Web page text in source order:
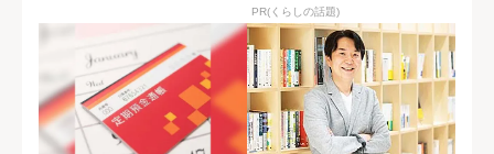
PR(くらしの話題)